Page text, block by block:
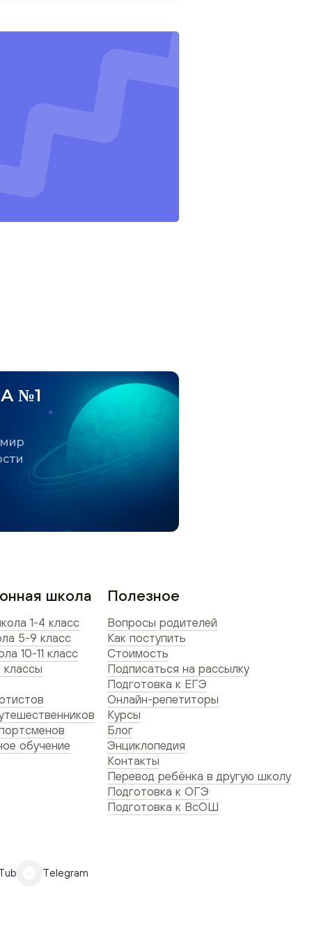
№1
Полезное
Вопросы родителей
Как поступить
Стоимость
Подписаться на рассылку
Подготовка к ЕГЭ
Онлайн-репетиторы
Курсы
Блог
Энциклопедия
Контакты
Перевод ребёнка в другую школу
Подготовка к ОГЭ
Подготовка к ВсОШ
школа
1-4 класс
5-9 класс
10-11 класс
обучение
Telegram